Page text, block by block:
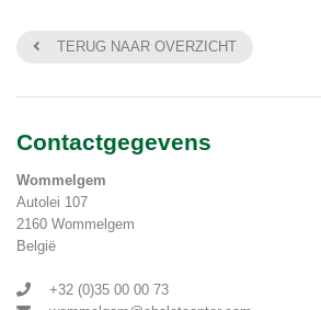
TERUG NAAR OVERZICHT
Contactgegevens
Wommelgem
Autolei 107
2160 Wommelgem
België
+32 (0)35 00 00 73